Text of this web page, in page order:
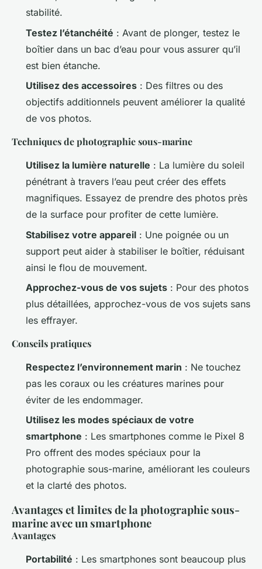
stabilité.
Testez l’étanchéité : Avant de plonger, testez le
boîtier dans un bac d’eau pour vous assurer qu’il
est bien étanche.
Utilisez des accessoires : Des filtres ou des
objectifs additionnels peuvent améliorer la qualité
de vos photos.
Techniques de photographie sous-marine
Utilisez la lumière naturelle : La lumière du soleil
pénétrant à travers l’eau peut créer des effets
magnifiques. Essayez de prendre des photos près
de la surface pour profiter de cette lumière.
Stabilisez votre appareil : Une poignée ou un
support peut aider à stabiliser le boîtier, réduisant
ainsi le flou de mouvement.
Approchez-vous de vos sujets : Pour des photos
plus détaillées, approchez-vous de vos sujets sans
les effrayer.
Conseils pratiques
Respectez l’environnement marin : Ne touchez
pas les coraux ou les créatures marines pour
éviter de les endommager.
Utilisez les modes spéciaux de votre
smartphone : Les smartphones comme le Pixel 8
Pro offrent des modes spéciaux pour la
photographie sous-marine, améliorant les couleurs
et la clarté des photos.
Avantages et limites de la photographie sous-
marine avec un smartphone
Avantages
Portabilité : Les smartphones sont beaucoup plus